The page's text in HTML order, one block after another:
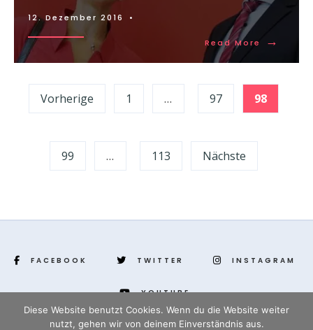
12. Dezember 2016 •
Read More →
Seitennummerierung
der
Beiträge
Vorherige 1 … 97 98
99 … 113 Nächste
FACEBOOK TWITTER INSTAGRAM
YOUTUBE
Diese Website benutzt Cookies. Wenn du die Website weiter
nutzt, gehen wir von deinem Einverständnis aus.